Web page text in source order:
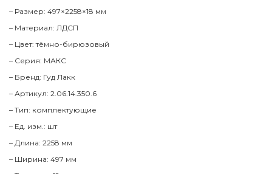
– Размер: 497×2258×18 мм
– Материал: ЛДСП
– Цвет: тёмно-бирюзовый
– Серия: МАКС
– Бренд: Гуд Лакк
– Артикул: 2.06.14.350.6
– Тип: комплектующие
– Ед. изм.: шт
– Длина: 2258 мм
– Ширина: 497 мм